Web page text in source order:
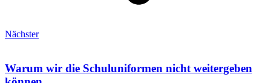
Nächster
Warum wir die Schuluniformen nicht weitergeben